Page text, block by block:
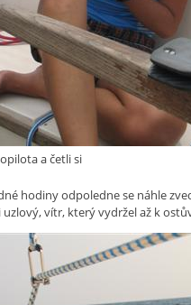
a četli si
hodiny odpoledne se náhle
vítr, který vydržel až k